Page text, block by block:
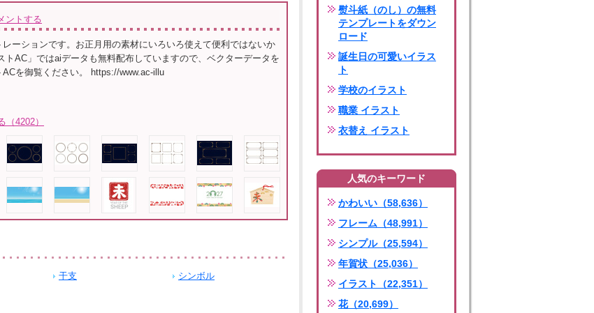
ントする
ーションです。お正月用の素材にいろいろ使えて便利ではないか
トAC」ではaiデータも無料配布していますので、ベクターデータを
を御覧ください。 https://www.ac-illu
4202）
干支
シンボル
熨斗紙（のし）の無料
テンプレートをダウン
ロード
誕生日の可愛いイラス
ト
学校のイラスト
職業 イラスト
衣替え イラスト
人気のキーワード
かわいい（58,636）
フレーム（48,991）
シンプル（25,594）
年賀状（25,036）
イラスト（22,351）
花（20,699）